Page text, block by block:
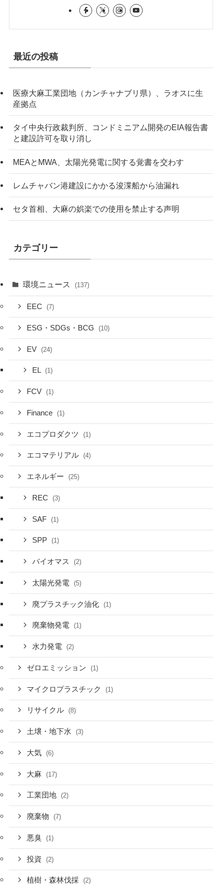
最近の投稿
医療大麻工業団地（カンチャナブリ県）、ラオスに生
産拠点
タイ中央行政裁判所、コンドミニアム開発のEIA報告書
と建設許可を取り消し
MEAとMWA、太陽光発電に関する覚書を交わす
レムチャバン港建設にかかる浚渫船から油漏れ
セタ首相、大麻の娯楽での使用を禁止する声明
カテゴリー
環境ニュース (137)
EEC (7)
ESG・SDGs・BCG (10)
EV (24)
EL (1)
FCV (1)
Finance (1)
エコプロダクツ (1)
エコマテリアル (4)
エネルギー (25)
REC (3)
SAF (1)
SPP (1)
バイオマス (2)
太陽光発電 (5)
廃プラスチック油化 (1)
廃棄物発電 (1)
水力発電 (2)
ゼロエミッション (1)
マイクロプラスチック (1)
リサイクル (8)
土壌・地下水 (3)
大気 (6)
大麻 (17)
工業団地 (2)
廃棄物 (7)
悪臭 (1)
投資 (2)
植樹・森林伐採 (2)